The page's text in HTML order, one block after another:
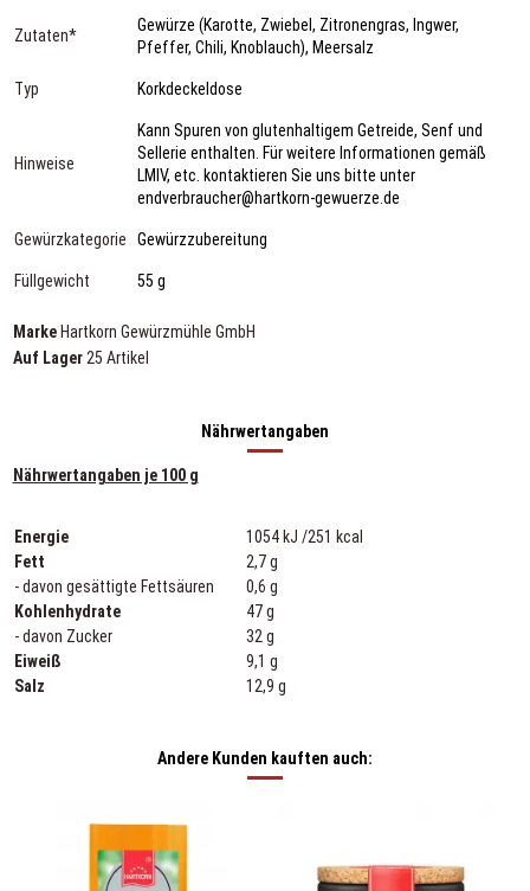
Zutaten*
Gewürze (Karotte, Zwiebel, Zitronengras, Ingwer,
Pfeffer, Chili, Knoblauch), Meersalz
Typ Korkdeckeldose
Hinweise
Kann Spuren von glutenhaltigem Getreide, Senf und
Sellerie enthalten. Für weitere Informationen gemäß
LMIV, etc. kontaktieren Sie uns bitte unter
endverbraucher@hartkorn-gewuerze.de
Gewürzkategorie Gewürzzubereitung
Füllgewicht 55 g
Marke Hartkorn Gewürzmühle GmbH
Auf Lager 25 Artikel
Nährwertangaben
Nährwertangaben je 100 g
Energie
1054 kJ /251 kcal
Fett
2,7 g
- davon gesättigte Fettsäuren
0,6 g
Kohlenhydrate
47 g
- davon Zucker
32 g
Eiweiß
9,1 g
Salz
12,9 g
Andere Kunden kauften auch: